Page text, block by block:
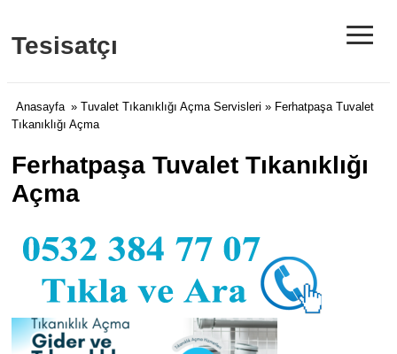
Tesisatçı ≡
Anasayfa » Tuvalet Tıkanıklığı Açma Servisleri » Ferhatpaşa Tuvalet
Tıkanıklığı Açma
Ferhatpaşa Tuvalet Tıkanıklığı
Açma